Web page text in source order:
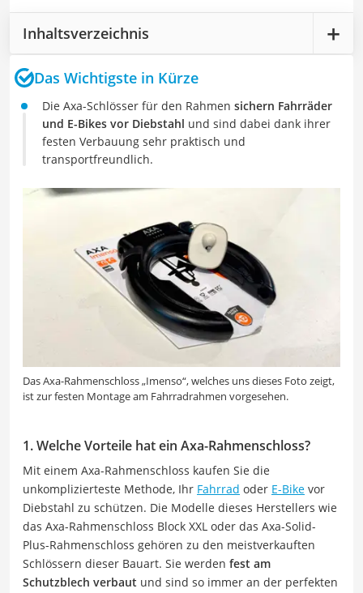
Inhaltsverzeichnis
Das Wichtigste in Kürze
Die Axa-Schlösser für den Rahmen sichern Fahrräder
und E-Bikes vor Diebstahl und sind dabei dank ihrer
festen Verbauung sehr praktisch und
transportfreundlich.
Das Axa-Rahmenschloss „Imenso“, welches uns dieses Foto zeigt,
ist zur festen Montage am Fahrradrahmen vorgesehen.
1. Welche Vorteile hat ein Axa-Rahmenschloss?
Mit einem Axa-Rahmenschloss kaufen Sie die
unkomplizierteste Methode, Ihr Fahrrad oder E-Bike vor
Diebstahl zu schützen. Die Modelle dieses Herstellers wie
das Axa-Rahmenschloss Block XXL oder das Axa-Solid-
Plus-Rahmenschloss gehören zu den meistverkauften
Schlössern dieser Bauart. Sie werden fest am
Schutzblech verbaut und sind so immer an der perfekten